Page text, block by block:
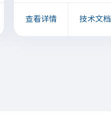
查看详情 技术文档